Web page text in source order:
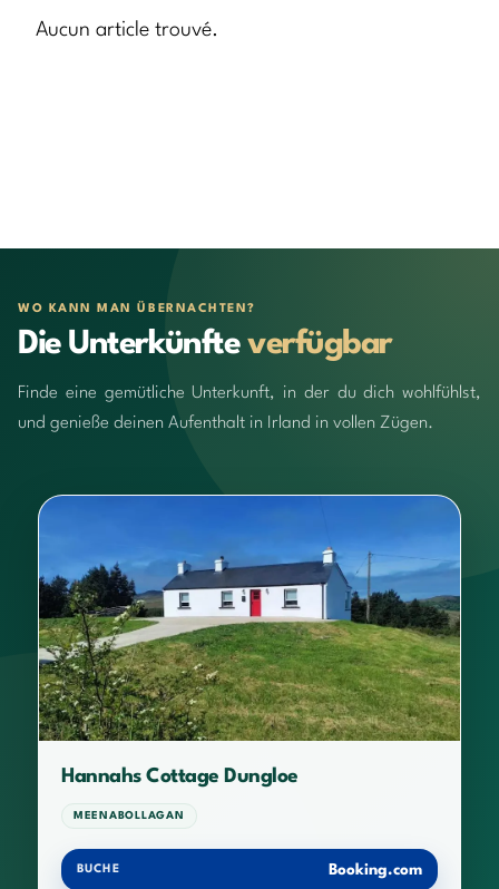
Aucun article trouvé.
WO KANN MAN ÜBERNACHTEN?
Die Unterkünfte verfügbar
Finde eine gemütliche Unterkunft, in der du dich wohlfühlst,
und genieße deinen Aufenthalt in Irland in vollen Zügen.
Hannahs Cottage Dungloe
MEENABOLLAGAN
BUCHE Booking.com